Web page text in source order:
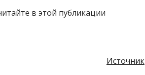
в этой публикации
Источник